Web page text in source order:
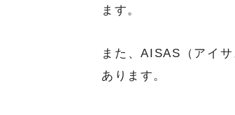
ます。
また、AISAS（アイ
あります。